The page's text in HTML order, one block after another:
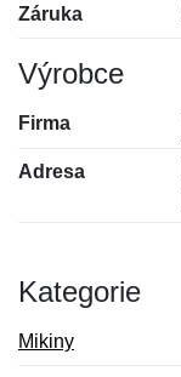
Záruka
Výrobce
Firma
Adresa
Kategorie
Mikiny